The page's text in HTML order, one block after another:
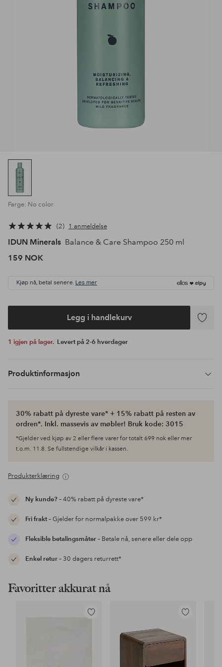
Farge: No color
2 1 anmeldelse
IDUN Minerals Balance & Care Shampoo 250 ml
159 NOK
Kjøp nå, betal senere. Les mer
Legg i handlekurv
Legg
1 igjen på lager. Levert på 2-6 hverdager
Produktinformasjon
30% rabatt på dyreste vare* + 15% rabatt på resten av
ordren*. Inkl. massevis av møbler! Bruk kode: 3015
*Gjelder ved kjøp av 2 eller flere varer for totalt 699 nok eller mer
t.o.m. 11.8. Se fullstendige vilkår i kassen.
Produkterklæring
Ny kunde?– 40% rabatt på dyreste vare*
Fri frakt– Gjelder for normalpakke over 599 kr*
Fleksible betalingsmåter– Betale nå, senere eller dele opp
Enkel retur– 30 dagers returrett*
Favoritter akkurat nå
Legg
Legg
favoritter